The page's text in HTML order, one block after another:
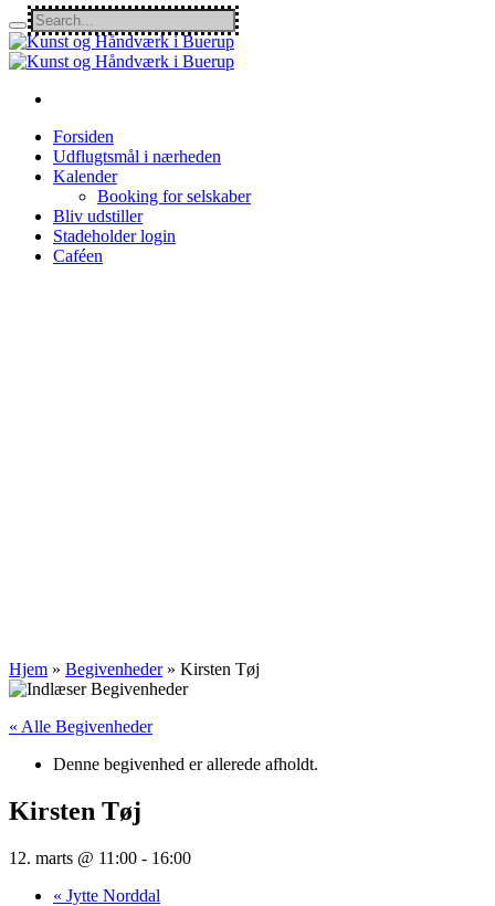
Forsiden
Udflugtsmål i nærheden
Kalender
Booking for selskaber
Bliv udstiller
Stadeholder login
Caféen
Hjem » Begivenheder» Kirsten Tøj
« Alle Begivenheder
Denne begivenhed er allerede afholdt.
Kirsten Tøj
12. marts @ 11:00 - 16:00
« Jytte Norddal